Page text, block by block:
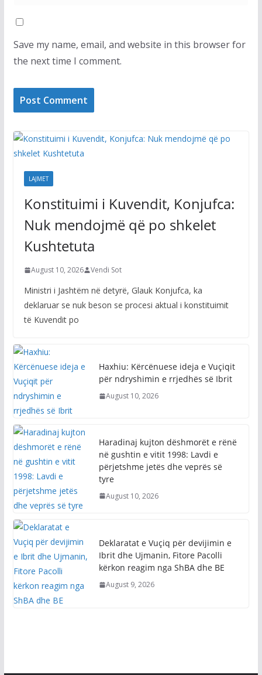
Save my name, email, and website in this browser for
the next time I comment.
LAJMET
Konstituimi i Kuvendit, Konjufca:
Nuk mendojmë që po shkelet
Kushtetuta
August 10, 2026 Vendi Sot
Ministri i Jashtëm në detyrë, Glauk Konjufca, ka
deklaruar se nuk beson se procesi aktual i konstituimit
të Kuvendit po
Haxhiu: Kërcënuese ideja e Vuçiqit
për ndryshimin e rrjedhës së Ibrit
August 10, 2026
Haradinaj kujton dëshmorët e rënë
në gushtin e vitit 1998: Lavdi e
përjetshme jetës dhe veprës së
tyre
August 10, 2026
Deklaratat e Vuçiq për devijimin e
Ibrit dhe Ujmanin, Fitore Pacolli
kërkon reagim nga ShBA dhe BE
August 9, 2026